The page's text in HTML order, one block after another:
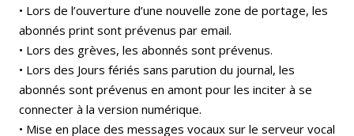
• Lors de l’ouverture d’une nouvelle zone de portage, les
abonnés print sont prévenus par email.
• Lors des grèves, les abonnés sont prévenus.
• Lors des Jours fériés sans parution du journal, les
abonnés sont prévenus en amont pour les inciter à se
connecter à la version numérique.
• Mise en place des messages vocaux sur le serveur vocal